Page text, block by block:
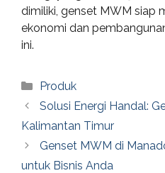
dimiliki, genset MWM siap
ekonomi dan
ini.
Categories
Produk
Solusi Energi Handal:
Kalimantan Timur
Genset MWM di
untuk Bisnis Anda